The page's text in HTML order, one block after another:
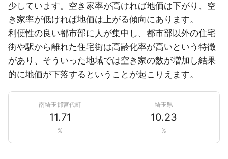
少しています。空き家率が高ければ地価は下がり、空
き家率が低ければ地価は上がる傾向にあります。
利便性の良い都市部に人が集中し、都市部以外の住宅
街や駅から離れた住宅街は高齢化率が高いという特徴
があり、そういった地域では空き家の数が増加し結果
的に地価が下落するということが起こりえます。
南埼玉郡宮代町
11.71
%
埼玉県
10.23
%